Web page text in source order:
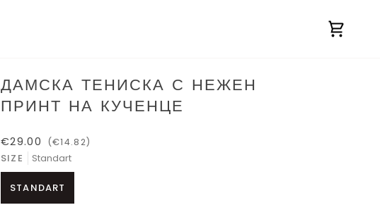
ДАМСКА ТЕНИСКА С НЕЖЕН
ПРИНТ НА КУЧЕНЦЕ
€29.00 (€14.82)
SIZE Standart
STANDART